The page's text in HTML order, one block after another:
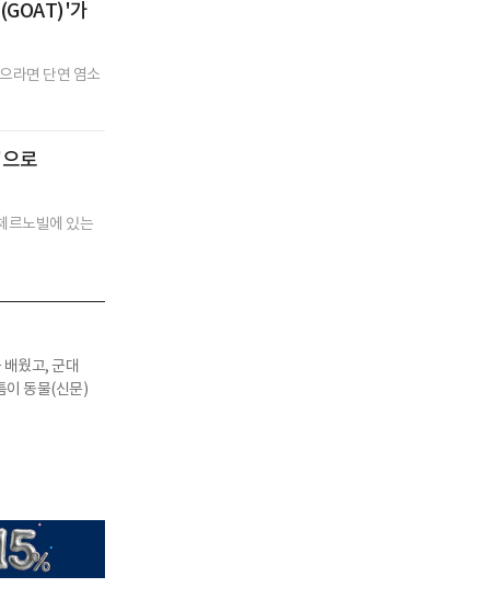
가
라면 단연 염소
로
르노빌에 있는
웠고, 군대
이 동물(신문)